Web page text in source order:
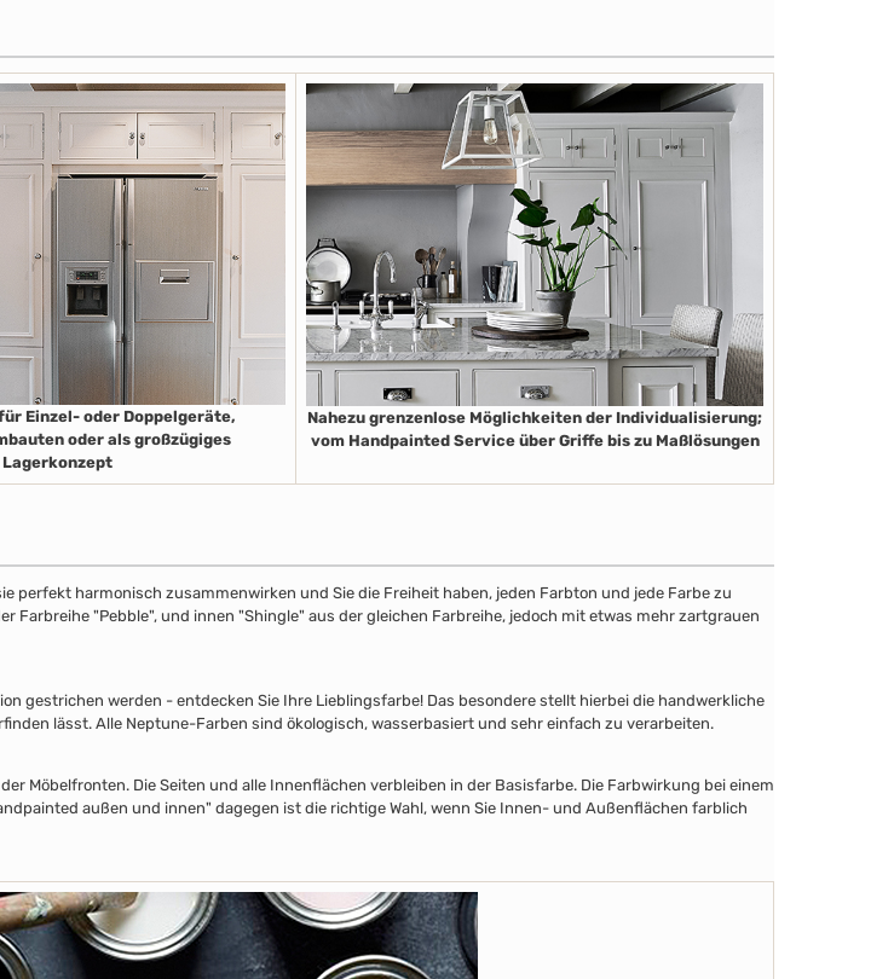
Einzel- oder Doppelgeräte,
oder als großzügiges
Lagerkonzept
Nahezu grenzenlose Möglichkeiten der Individualisierung;
vom Handpainted Service über Griffe bis zu Maßlösungen
perfekt harmonisch zusammenwirken und Sie die Freiheit haben, jeden Farbton und jede Farbe zu
Farbreihe "Pebble", und innen "Shingle" aus der gleichen Farbreihe, jedoch mit etwas mehr zartgrauen
gestrichen werden - entdecken Sie Ihre Lieblingsfarbe! Das besondere stellt hierbei die handwerkliche
lässt. Alle Neptune-Farben sind ökologisch, wasserbasiert und sehr einfach zu verarbeiten.
Möbelfronten. Die Seiten und alle Innenflächen verbleiben in der Basisfarbe. Die Farbwirkung bei einem
außen und innen" dagegen ist die richtige Wahl, wenn Sie Innen- und Außenflächen farblich